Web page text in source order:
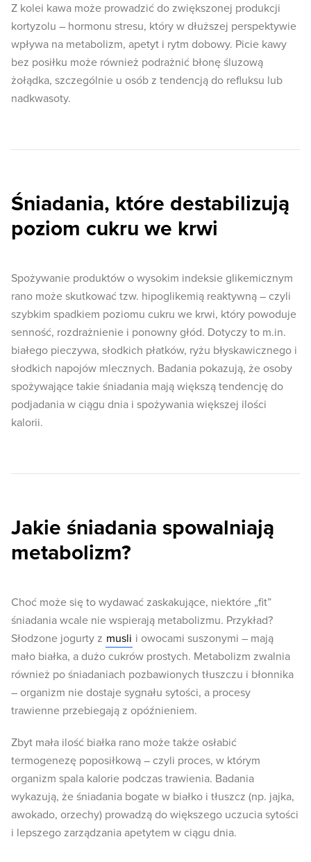
Z kolei kawa może prowadzić do zwiększonej produkcji
kortyzolu – hormonu stresu, który w dłuższej perspektywie
wpływa na metabolizm, apetyt i rytm dobowy. Picie kawy
bez posiłku może również podrażnić błonę śluzową
żołądka, szczególnie u osób z tendencją do refluksu lub
nadkwasoty.
Śniadania, które destabilizują
poziom cukru we krwi
Spożywanie produktów o wysokim indeksie glikemicznym
rano może skutkować tzw. hipoglikemią reaktywną – czyli
szybkim spadkiem poziomu cukru we krwi, który powoduje
senność, rozdrażnienie i ponowny głód. Dotyczy to m.in.
białego pieczywa, słodkich płatków, ryżu błyskawicznego i
słodkich napojów mlecznych. Badania pokazują, że osoby
spożywające takie śniadania mają większą tendencję do
podjadania w ciągu dnia i spożywania większej ilości
kalorii.
Jakie śniadania spowalniają
metabolizm?
Choć może się to wydawać zaskakujące, niektóre „fit”
śniadania wcale nie wspierają metabolizmu. Przykład?
Słodzone jogurty z musli i owocami suszonymi – mają
mało białka, a dużo cukrów prostych. Metabolizm zwalnia
również po śniadaniach pozbawionych tłuszczu i błonnika
– organizm nie dostaje sygnału sytości, a procesy
trawienne przebiegają z opóźnieniem.
Zbyt mała ilość białka rano może także osłabić
termogenezę poposiłkową – czyli proces, w którym
organizm spala kalorie podczas trawienia. Badania
wykazują, że śniadania bogate w białko i tłuszcz (np. jajka,
awokado, orzechy) prowadzą do większego uczucia sytości
i lepszego zarządzania apetytem w ciągu dnia.